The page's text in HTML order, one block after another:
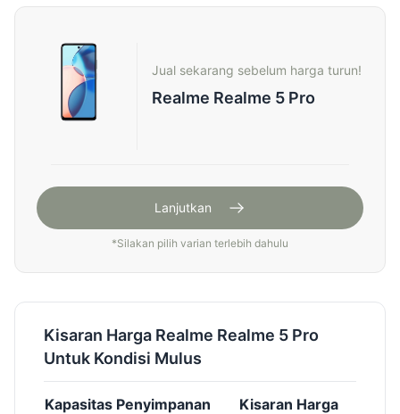
Jual sekarang sebelum harga turun!
Realme Realme 5 Pro
Lanjutkan
*Silakan pilih varian terlebih dahulu
Kisaran Harga Realme Realme 5 Pro
Untuk Kondisi Mulus
Kapasitas Penyimpanan
Kisaran Harga